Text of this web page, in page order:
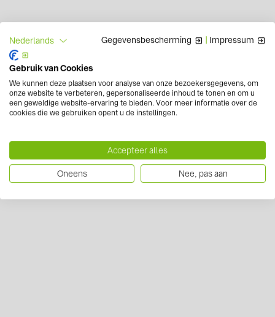
Nederlands Gegevensbescherming Impressum
Gebruik van Cookies
We kunnen deze plaatsen voor analyse van onze bezoekersgegevens, om
onze website te verbeteren, gepersonaliseerde inhoud te tonen en om u
een geweldige website-ervaring te bieden. Voor meer informatie over de
cookies die we gebruiken opent u de instellingen.
Accepteer alles
Oneens Nee, pas aan